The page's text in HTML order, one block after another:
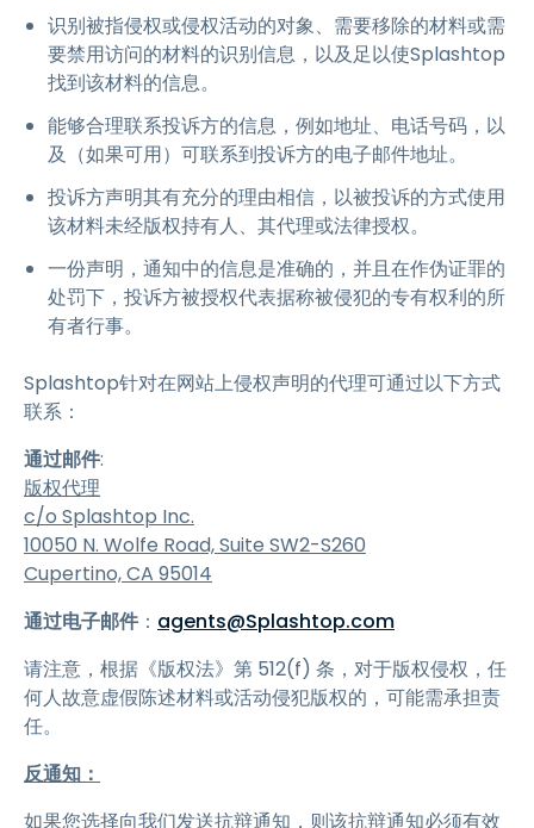
识别被指侵权或侵权活动的对象、需要移除的材料或需
要禁用访问的材料的识别信息，以及足以使Splashtop
找到该材料的信息。
能够合理联系投诉方的信息，例如地址、电话号码，以
及（如果可用）可联系到投诉方的电子邮件地址。
投诉方声明其有充分的理由相信，以被投诉的方式使用
该材料未经版权持有人、其代理或法律授权。
一份声明，通知中的信息是准确的，并且在作伪证罪的
处罚下，投诉方被授权代表据称被侵犯的专有权利的所
有者行事。
Splashtop针对在网站上侵权声明的代理可通过以下方式
联系：
通过邮件:
版权代理
c/o Splashtop Inc.
10050 N. Wolfe Road, Suite SW2-S260
Cupertino, CA 95014
通过电子邮件 ： agents@Splashtop.com
请注意，根据《版权法》第 512(f) 条，对于版权侵权，任
何人故意虚假陈述材料或活动侵犯版权的，可能需承担责
任。
反通知：
如果您选择向我们发送抗辩通知，则该抗辩通知必须有效